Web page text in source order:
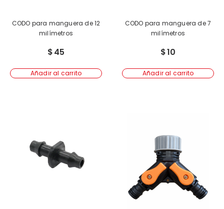
CODO para manguera de 12
milímetros
$45
Añadir al carrito
CODO para manguera de 7
milímetros
$10
Añadir al carrito